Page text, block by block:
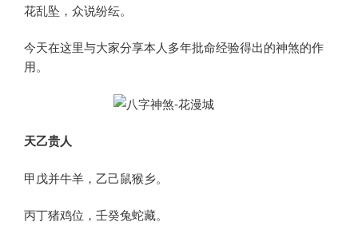
花乱坠，众说纷纭。
今天在这里与大家分享本人多年批命经验得出的神煞的作
用。
天乙贵人
甲戊并牛羊，乙己鼠猴乡。
丙丁猪鸡位，壬癸兔蛇藏。